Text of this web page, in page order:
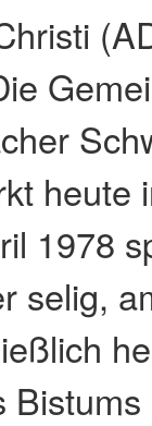
heute
1978
selig,